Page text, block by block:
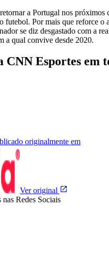
a Portugal nos próximos
futebol. Por mais que reforce o
se diz desgastado com a
a qual convive desde 2020.
CNN Esportes em
originalmente em
Ver original
nas Redes Sociais